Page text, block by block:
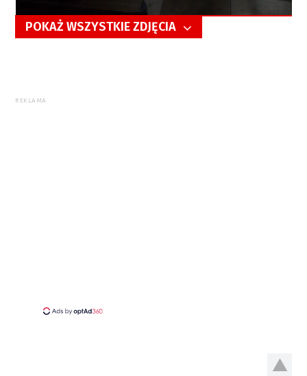
POKAŻ WSZYSTKIE ZDJĘCIA
REKLAMA